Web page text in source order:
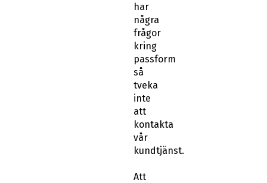
har
några
frågor
kring
passform
så
tveka
inte
att
kontakta
vår
kundtjänst.
Att